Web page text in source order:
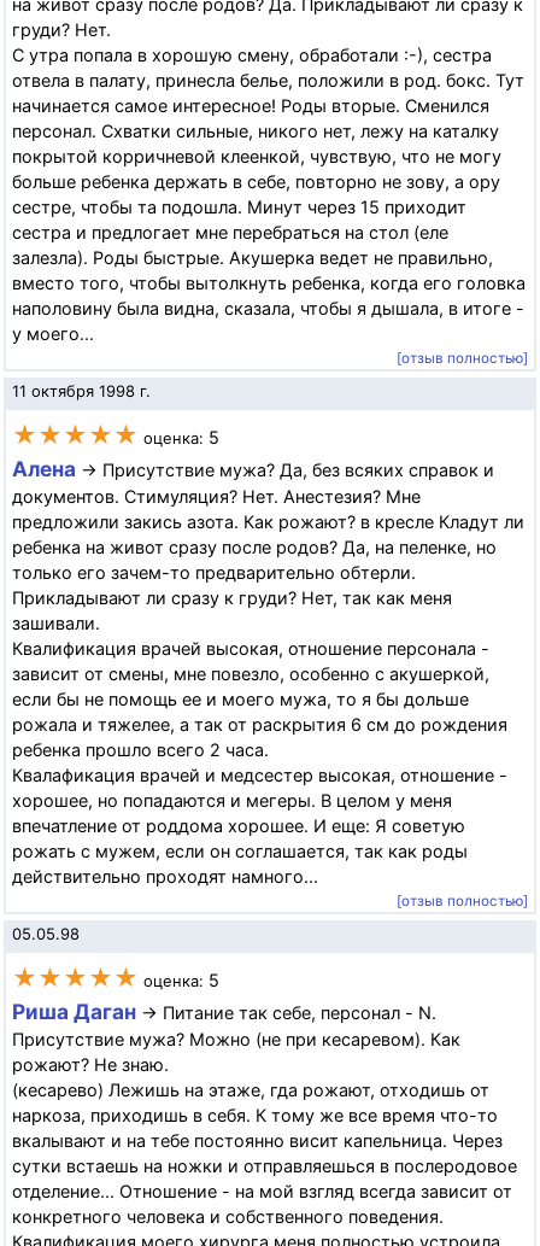
на живот сразу после родов? Да. Прикладывают ли сразу к
груди? Нет.
С утра попала в хорошую смену, обработали :-), сестра
отвела в палату, принесла белье, положили в род. бокс. Тут
начинается самое интересное! Роды вторые. Сменился
персонал. Схватки сильные, никого нет, лежу на каталку
покрытой корричневой клеенкой, чувствую, что не могу
больше ребенка держать в себе, повторно не зову, а ору
сестре, чтобы та подошла. Минут через 15 приходит
сестра и предлогает мне перебраться на стол (еле
залезла). Роды быстрые. Акушерка ведет не правильно,
вместо того, чтобы вытолкнуть ребенка, когда его головка
наполовину была видна, сказала, чтобы я дышала, в итоге -
у моего...
[отзыв полностью]
11 октября 1998 г.
★★★★★ оценка: 5
Алена → Присутствие мужа? Да, без всяких справок и
документов. Стимуляция? Нет. Анестезия? Мне
предложили закись азота. Как рожают? в кресле Кладут ли
ребенка на живот сразу после родов? Да, на пеленке, но
только его зачем-то предварительно обтерли.
Прикладывают ли сразу к груди? Нет, так как меня
зашивали.
Квалификация врачей высокая, отношение персонала -
зависит от смены, мне повезло, особенно с акушеркой,
если бы не помощь ее и моего мужа, то я бы дольше
рожала и тяжелее, а так от раскрытия 6 см до рождения
ребенка прошло всего 2 часа.
Квалафикация врачей и медсестер высокая, отношение -
хорошее, но попадаются и мегеры. В целом у меня
впечатление от роддома хорошее. И еще: Я советую
рожать с мужем, если он соглашается, так как роды
действительно проходят намного...
[отзыв полностью]
05.05.98
★★★★★ оценка: 5
Риша Даган → Питание так себе, персонал - N.
Присутствие мужа? Можно (не при кесаревом). Как
рожают? Не знаю.
(кесарево) Лежишь на этаже, гда рожают, отходишь от
наркоза, приходишь в себя. К тому же все время что-то
вкалывают и на тебе постоянно висит капельница. Через
сутки встаешь на ножки и отправляешься в послеродовое
отделение... Отношение - на мой взгляд всегда зависит от
конкретного человека и собственного поведения.
Квалификация моего хирурга меня полностью устроила